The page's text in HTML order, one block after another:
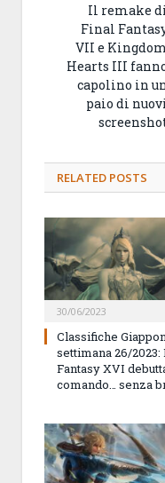
Il remake di
Final
VII e Kingdom
Hearts III
capolino in
paio di nuovi
RELATED POSTS
30/06/2023
Classifiche
settimana 26/2023:
Fantasy XVI
comando… senza